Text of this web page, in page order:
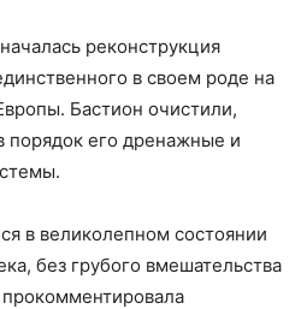
реконструкция
в своем роде на
Бастион очистили,
порядок его дренажные и
в великолепном состоянии
без грубого вмешательства